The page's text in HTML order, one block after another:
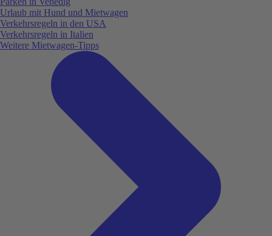
Urlaub mit Hund und Mietwagen
Verkehrsregeln in den USA
Verkehrsregeln in Italien
Weitere Mietwagen-Tipps